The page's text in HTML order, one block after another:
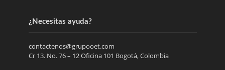
¿Necesitas ayuda?
contactenos@grupooet.com
Cr 13. No. 76 – 12 Oficina 101 Bogotá, Colombia